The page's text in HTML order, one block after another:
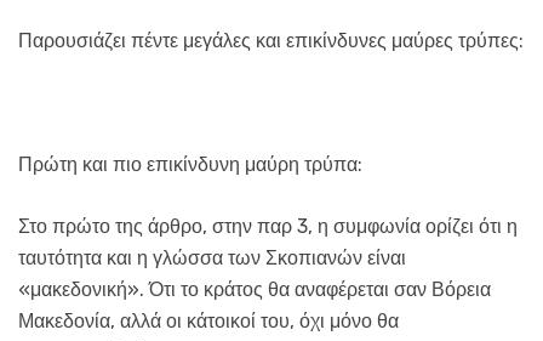
Παρουσιάζει πέντε μεγάλες και επικίνδυνες μαύρες τρύπες:
Πρώτη και πιο επικίνδυνη μαύρη τρύπα:
Στο πρώτο της άρθρο, στην παρ 3, η συμφωνία ορίζει ότι η
ταυτότητα και η γλώσσα των Σκοπιανών είναι
«μακεδονική». Ότι το κράτος θα αναφέρεται σαν Βόρεια
Μακεδονία, αλλά οι κάτοικοί του, όχι μόνο θα